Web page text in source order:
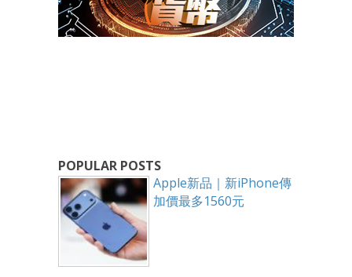
POPULAR POSTS
Apple新品｜新iPhone傳
加價最多1560元